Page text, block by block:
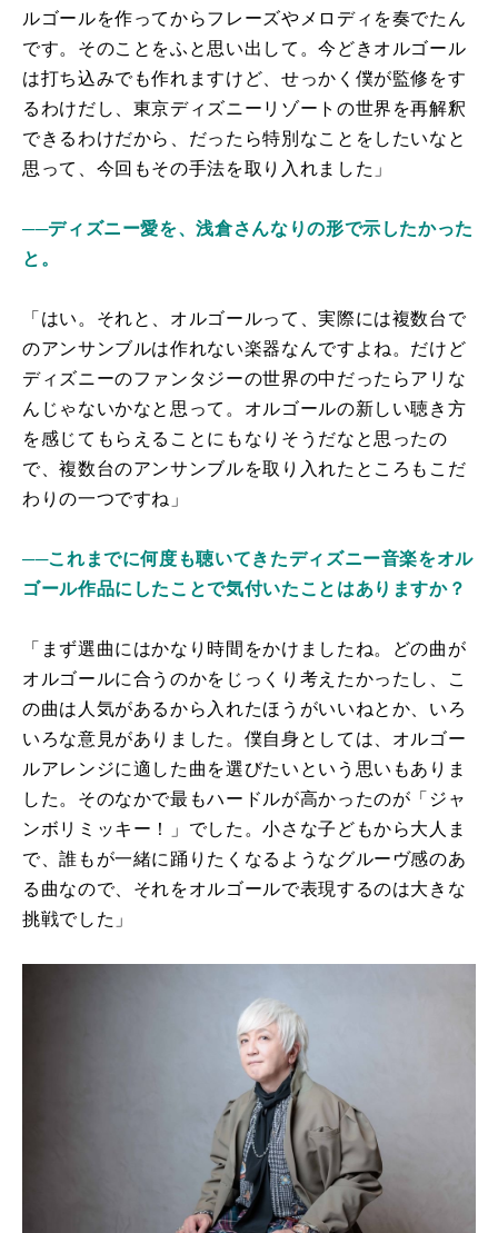
ルゴールを作ってからフレーズやメロディを奏でたん
です。そのことをふと思い出して。今どきオルゴール
は打ち込みでも作れますけど、せっかく僕が監修をす
るわけだし、東京ディズニーリゾートの世界を再解釈
できるわけだから、だったら特別なことをしたいなと
思って、今回もその手法を取り入れました」
──ディズニー愛を、浅倉さんなりの形で示したかった
と。
「はい。それと、オルゴールって、実際には複数台で
のアンサンブルは作れない楽器なんですよね。だけど
ディズニーのファンタジーの世界の中だったらアリな
んじゃないかなと思って。オルゴールの新しい聴き方
を感じてもらえることにもなりそうだなと思ったの
で、複数台のアンサンブルを取り入れたところもこだ
わりの一つですね」
──これまでに何度も聴いてきたディズニー音楽をオル
ゴール作品にしたことで気付いたことはありますか？
「まず選曲にはかなり時間をかけましたね。どの曲が
オルゴールに合うのかをじっくり考えたかったし、こ
の曲は人気があるから入れたほうがいいねとか、いろ
いろな意見がありました。僕自身としては、オルゴー
ルアレンジに適した曲を選びたいという思いもありま
した。そのなかで最もハードルが高かったのが「ジャ
ンボリミッキー！」でした。小さな子どもから大人ま
で、誰もが一緒に踊りたくなるようなグルーヴ感のあ
る曲なので、それをオルゴールで表現するのは大きな
挑戦でした」